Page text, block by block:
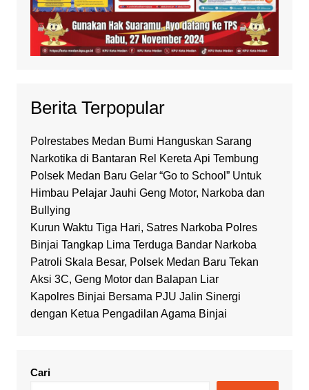
Berita Terpopular
Polrestabes Medan Bumi Hanguskan Sarang
Narkotika di Bantaran Rel Kereta Api Tembung
Polsek Medan Baru Gelar “Go to School” Untuk
Himbau Pelajar Jauhi Geng Motor, Narkoba dan
Bullying
Kurun Waktu Tiga Hari, Satres Narkoba Polres
Binjai Tangkap Lima Terduga Bandar Narkoba
Patroli Skala Besar, Polsek Medan Baru Tekan
Aksi 3C, Geng Motor dan Balapan Liar
Kapolres Binjai Bersama PJU Jalin Sinergi
dengan Ketua Pengadilan Agama Binjai
Cari